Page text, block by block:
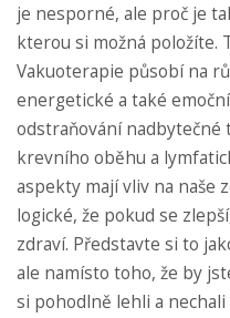
je nesporné, ale proč je
kterou si možná položíte.
Vakuoterapie působí na
energetické a také
odstraňování
krevního oběhu a
aspekty mají vliv na naše
logické, že pokud se
zdraví. Představte si to
ale namísto toho, že by
si pohodlně lehli a